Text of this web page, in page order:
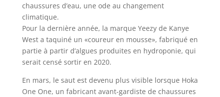
chaussures d’eau, une ode au changement
climatique.
Pour la dernière année, la marque Yeezy de Kanye
West a taquiné un «coureur en mousse», fabriqué en
partie à partir d’algues produites en hydroponie, qui
serait censé sortir en 2020.
En mars, le saut est devenu plus visible lorsque Hoka
One One, un fabricant avant-gardiste de chaussures